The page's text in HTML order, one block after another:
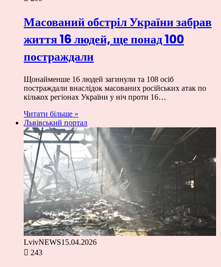
Масований обстріл України забрав
життя 16 людей, ще понад 100
постраждали
Щонайменше 16 людей загинули та 108 осіб
постраждали внаслідок масованих російських атак по
кількох регіонах України у ніч проти 16…
Читати більше »
Львівський портал
LvivNEWS15.04.2026
243